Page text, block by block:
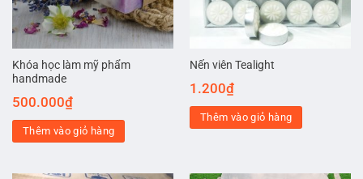
Khóa học làm mỹ phẩm
handmade
500.000₫
Thêm vào giỏ hàng
Nến viên Tealight
1.200₫
Thêm vào giỏ hàng